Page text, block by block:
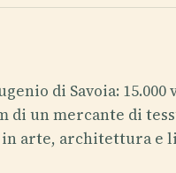
di Savoia:
di un mercante di
in arte, architettura e